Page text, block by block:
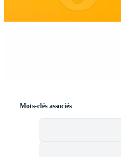
Mots-clés associés